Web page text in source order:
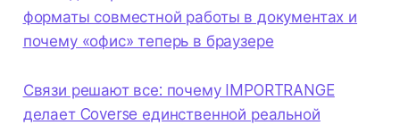
форматы совместной работы в документах и
почему «офис» теперь в браузере
Связи решают все: почему IMPORTRANGE
делает Coverse единственной реальной